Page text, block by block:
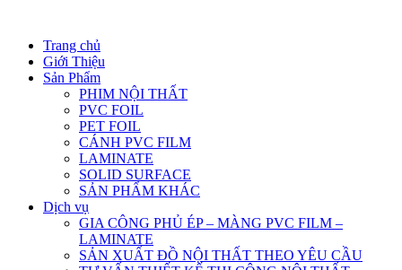
Trang chủ
Giới Thiệu
Sản Phẩm
PHIM NỘI THẤT
PVC FOIL
PET FOIL
CÁNH PVC FILM
LAMINATE
SOLID SURFACE
SẢN PHẨM KHÁC
Dịch vụ
GIA CÔNG PHỦ ÉP – MÀNG PVC FILM –
LAMINATE
SẢN XUẤT ĐỒ NỘI THẤT THEO YÊU CẦU